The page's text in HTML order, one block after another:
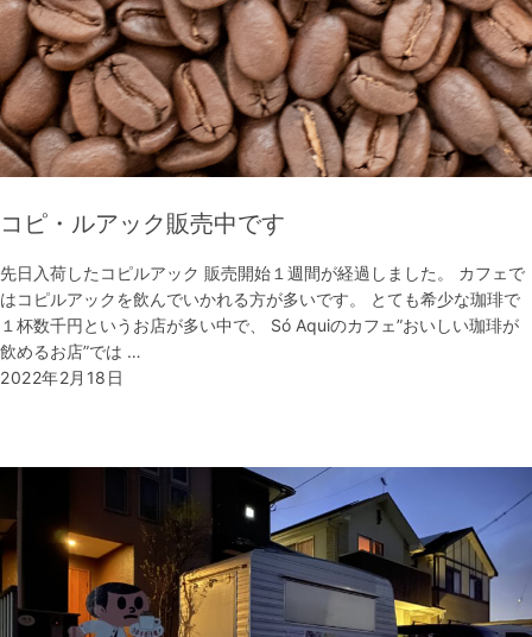
コピ・ルアック販売中です
先日入荷したコピルアック 販売開始１週間が経過しました。 カフェで
はコピルアックを飲んでいかれる方が多いです。 とても希少な珈琲で
１杯数千円というお店が多い中で、 Só Aquiのカフェ”おいしい珈琲が
飲めるお店”では …
2022年2月18日